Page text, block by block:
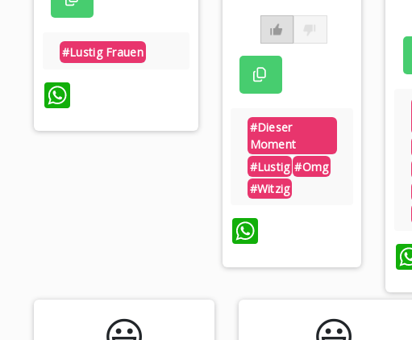
#lustig Frauen
WhatsApp
#dieser
Moment
#lustig #omg
#witzig